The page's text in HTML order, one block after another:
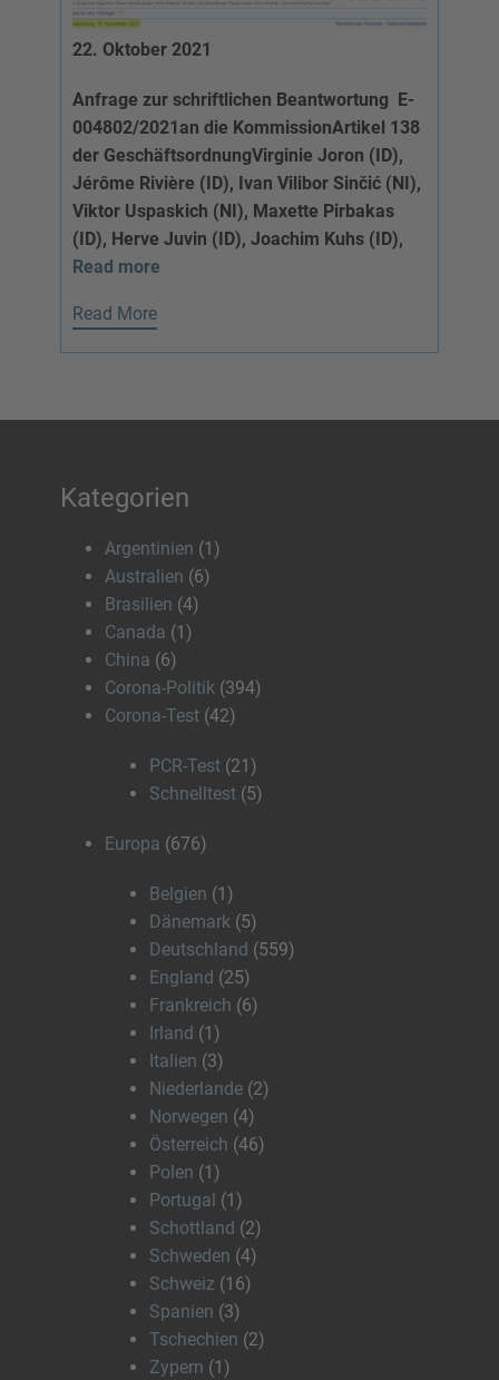
22. Oktober 2021
Anfrage zur schriftlichen Beantwortung E-
004802/2021an die KommissionArtikel 138
der GeschäftsordnungVirginie Joron (ID),
Jérôme Rivière (ID), Ivan Vilibor Sinčić (NI),
Viktor Uspaskich (NI), Maxette Pirbakas
(ID), Herve Juvin (ID), Joachim Kuhs (ID),
Read more
Read More
Kategorien
Argentinien (1)
Australien (6)
Brasilien (4)
Canada (1)
China (6)
Corona-Politik (394)
Corona-Test (42)
PCR-Test (21)
Schnelltest (5)
Europa (676)
Belgien (1)
Dänemark (5)
Deutschland (559)
England (25)
Frankreich (6)
Irland (1)
Italien (3)
Niederlande (2)
Norwegen (4)
Österreich (46)
Polen (1)
Portugal (1)
Schottland (2)
Schweden (4)
Schweiz (16)
Spanien (3)
Tschechien (2)
Zypern (1)